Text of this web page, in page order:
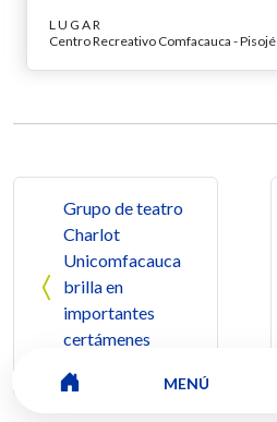
LUGAR
Centro Recreativo Comfacauca - Pisojé
Grupo de teatro
Charlot
Unicomfacauca
brilla en
importantes
certámenes
MENÚ